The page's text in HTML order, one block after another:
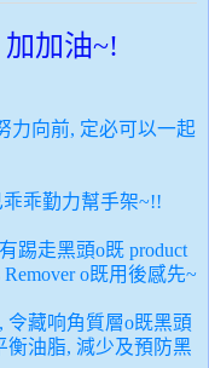
加油~!
力向前, 定必可以一起
乖勤力幫手架~!!
踢走黑頭o既 product
o既用後感先~
令藏响角質層o既黑頭
衡油脂, 減少及預防黑